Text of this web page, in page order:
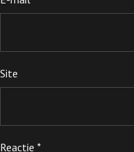
Site
Reactie *